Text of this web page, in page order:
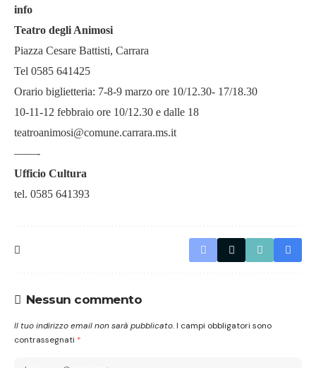
info
Teatro degli Animosi
Piazza Cesare Battisti, Carrara
Tel 0585 641425
Orario biglietteria: 7-8-9 marzo ore 10/12.30- 17/18.30
10-11-12 febbraio ore 10/12.30 e dalle 18
teatroanimosi@comune.carrara.ms.it
——-
Ufficio Cultura
tel. 0585 641393
Nessun commento
Il tuo indirizzo email non sarà pubblicato. I campi obbligatori sono
contrassegnati *